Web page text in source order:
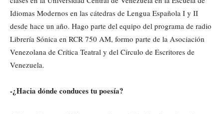
Idiomas Modernos en las cátedras de Lengua Española I y II
desde hace un año. Hago parte del equipo del programa de radio
Librería Sónica en RCR 750 AM, formo parte de la Asociación
Venezolana de Crítica Teatral y del Círculo de Escritores de
Venezuela.
-¿Hacia dónde conduces tu poesía?